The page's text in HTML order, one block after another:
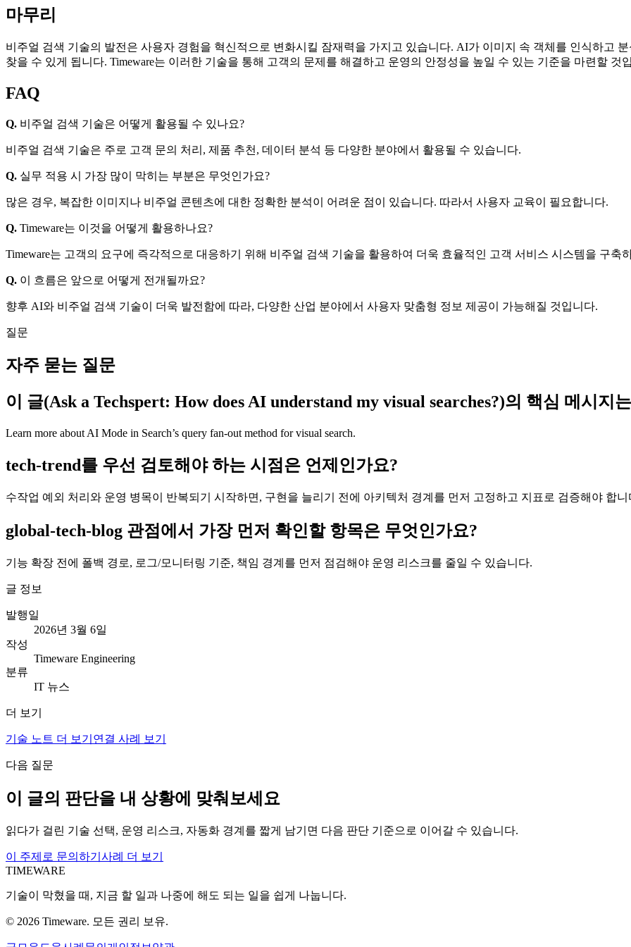
마무리
비주얼 검색 기술의 발전은 사용자 경험을 혁신적으로 변화시킬 잠재력을 가지고 있습니다. AI가 이미지 속 객체를 인식하고
찾을 수 있게 됩니다. Timeware는 이러한 기술을 통해 고객의 문제를 해결하고 운영의 안정성을 높일 수 있는 기준을 마련할 것
FAQ
Q. 비주얼 검색 기술은 어떻게 활용될 수 있나요?
비주얼 검색 기술은 주로 고객 문의 처리, 제품 추천, 데이터 분석 등 다양한 분야에서 활용될 수 있습니다.
Q. 실무 적용 시 가장 많이 막히는 부분은 무엇인가요?
많은 경우, 복잡한 이미지나 비주얼 콘텐츠에 대한 정확한 분석이 어려운 점이 있습니다. 따라서 사용자 교육이 필요합니다.
Q. Timeware는 이것을 어떻게 활용하나요?
Timeware는 고객의 요구에 즉각적으로 대응하기 위해 비주얼 검색 기술을 활용하여 더욱 효율적인 고객 서비스 시스템을 구축
Q. 이 흐름은 앞으로 어떻게 전개될까요?
향후 AI와 비주얼 검색 기술이 더욱 발전함에 따라, 다양한 산업 분야에서 사용자 맞춤형 정보 제공이 가능해질 것입니다.
질문
자주 묻는 질문
이 글(Ask a Techspert: How does AI understand my visual searches?)의 핵심 메시지
Learn more about AI Mode in Search’s query fan-out method for visual search.
tech-trend를 우선 검토해야 하는 시점은 언제인가요?
수작업 예외 처리와 운영 병목이 반복되기 시작하면, 구현을 늘리기 전에 아키텍처 경계를 먼저 고정하고 지표로 검증해야 합니
global-tech-blog 관점에서 가장 먼저 확인할 항목은 무엇인가요?
기능 확장 전에 폴백 경로, 로그/모니터링 기준, 책임 경계를 먼저 점검해야 운영 리스크를 줄일 수 있습니다.
글 정보
발행일
2026년 3월 6일
작성
Timeware Engineering
분류
IT 뉴스
더 보기
기술 노트 더 보기 연결 사례 보기
다음 질문
이 글의 판단을 내 상황에 맞춰보세요
읽다가 걸린 기술 선택, 운영 리스크, 자동화 경계를 짧게 남기면 다음 판단 기준으로 이어갈 수 있습니다.
이 주제로 문의하기 사례 더 보기
TIMEWARE
기술이 막혔을 때, 지금 할 일과 나중에 해도 되는 일을 쉽게 나눕니다.
© 2026 Timeware. 모든 권리 보유.